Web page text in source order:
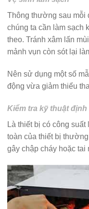
Thông thường sau mỗi
chúng ta cần làm sạch
theo. Tránh xâm lấn
mảnh vụn còn sót lại
Nên sử dụng một số
động vừa giảm thiểu
Kiểm tra kỹ thuật định
Là thiết bị có công
toàn của thiết bị
gây chập cháy hoặc tai